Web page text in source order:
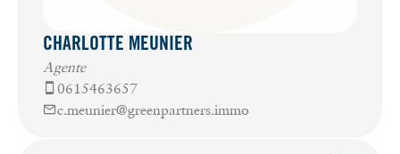
CHARLOTTE MEUNIER
Agente
0615463657
c.meunier@greenpartners.immo